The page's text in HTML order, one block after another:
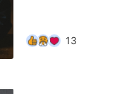
13